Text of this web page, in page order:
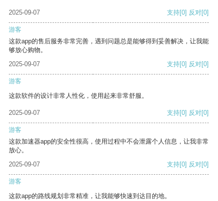
2025-09-07 支持[0] 反对[0]
游客
这款app的售后服务非常完善，遇到问题总是能够得到妥善解决，让我能
够放心购物。
2025-09-07
支持[0] 反对[0]
游客
这款软件的设计非常人性化，使用起来非常舒服。
2025-09-07 支持[0] 反对[0]
游客
这款加速器app的安全性很高，使用过程中不会泄露个人信息，让我非常
放心。
2025-09-07
支持[0] 反对[0]
游客
这款app的路线规划非常精准，让我能够快速到达目的地。